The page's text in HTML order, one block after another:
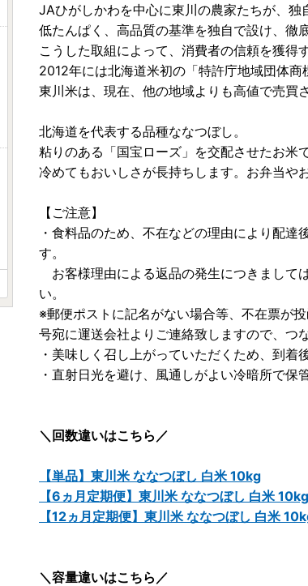
JAひがしかわを中心に東川の農家たちが、
低たんぱく、高品質の基準を独自で設け、徹
こうした取組によって、消費者の信頼を獲得
2012年には北海道米初の「特許庁地域団体
東川米は、現在、他の地域よりも高値で売買
北海道を代表する品種ななつぼし。
粘りのある「国宝ローズ」を交配させたお米
冷めてもおいしさが長持ちします。お弁当や
【ご注意】
・食料品のため、不在などの理由により配
す。
お客様理由による返品の発生につきまして
い。
※郵便ポストに記名がない場合等、不在票が
号宛に運送会社よりご連絡致しますので、つ
・美味しく召し上がっていただくため、到
・直射日光を避け、風通しがよい冷暗所で保
＼回数違いはこちら／
【単品】東川米 ななつぼし 白米 10kg
【6ヵ月定期便】東川米 ななつぼし 白米 10kg
【12ヵ月定期便】東川米 ななつぼし 白米
＼容量違いはこちら／